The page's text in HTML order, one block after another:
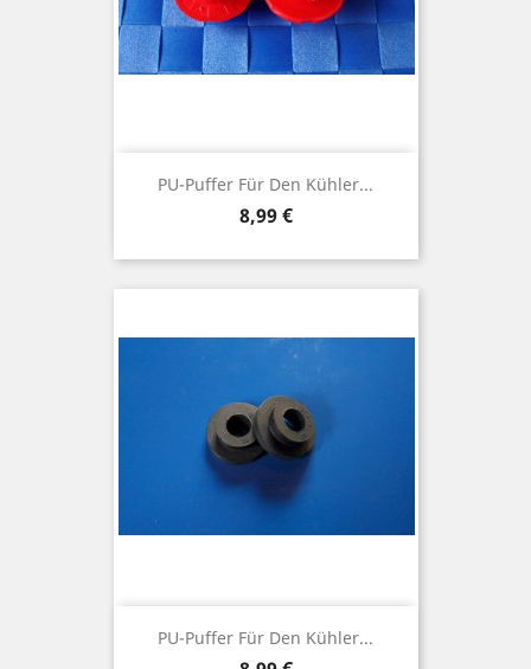
PU-Puffer Für Den Kühler...
Preis
8,99 €
PU-Puffer Für Den Kühler...